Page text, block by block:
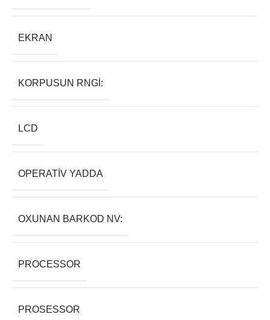
EKRAN
KORPUSUN RNGI:
LCD
OPERATIV YADDA
OXUNAN BARKOD NV:
PROCESSOR
PROSESSOR